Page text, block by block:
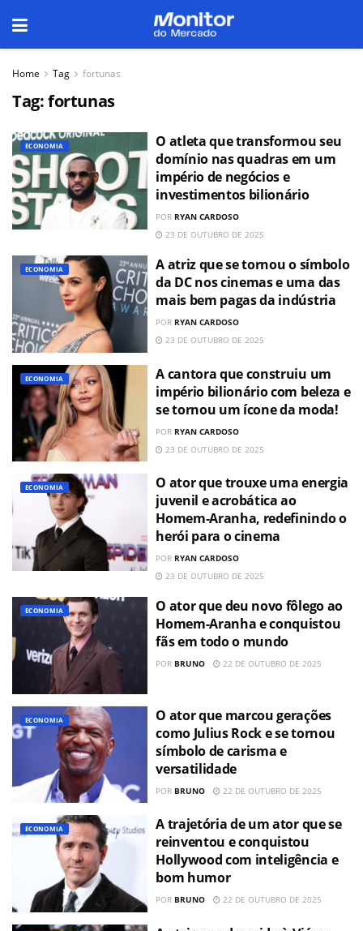
Home Tag fortunas
Tag:fortunas
ECONOMIA
O atleta que transformou seu
domínio nas quadras em um
império de negócios e
investimentos bilionário
POR RYAN CARDOSO
23 DE OUTUBRO DE 2025
ECONOMIA
A atriz que se tornou o símbolo
da DC nos cinemas e uma das
mais bem pagas da indústria
POR RYAN CARDOSO
23 DE OUTUBRO DE 2025
ECONOMIA
A cantora que construiu um
império bilionário com beleza e
se tornou um ícone da moda!
POR RYAN CARDOSO
23 DE OUTUBRO DE 2025
ECONOMIA
O ator que trouxe uma energia
juvenil e acrobática ao
Homem-Aranha, redefinindo o
herói para o cinema
POR RYAN CARDOSO
23 DE OUTUBRO DE 2025
ECONOMIA
O ator que deu novo fôlego ao
Homem-Aranha e conquistou
fãs em todo o mundo
POR BRUNO 22 DE OUTUBRO DE 2025
ECONOMIA
O ator que marcou gerações
como Julius Rock e se tornou
símbolo de carisma e
versatilidade
POR BRUNO 22 DE OUTUBRO DE 2025
ECONOMIA
A trajetória de um ator que se
reinventou e conquistou
Hollywood com inteligência e
bom humor
POR BRUNO 22 DE OUTUBRO DE 2025